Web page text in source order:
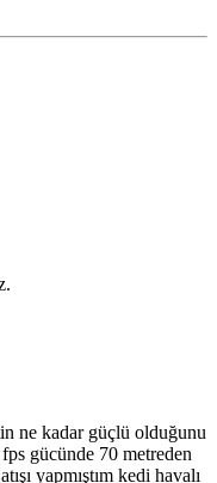
ne kadar güçlü olduğunu
fps gücünde 70 metreden
yapmıştım kedi havalı